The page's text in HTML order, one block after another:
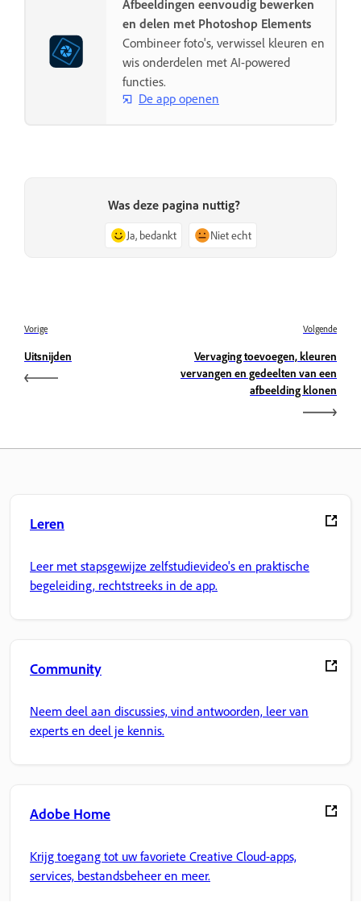
Afbeeldingen eenvoudig bewerken
en delen met Photoshop Elements
Combineer foto's, verwissel kleuren en
wis onderdelen met AI-powered
functies.
De app openen
Was deze pagina nuttig?
Ja, bedankt Niet echt
Vorige
Uitsnijden
Volgende
Vervaging toevoegen, kleuren
vervangen en gedeelten van een
afbeelding klonen
Leren
Leer met stapsgewijze zelfstudievideo's en praktische
begeleiding, rechtstreeks in de app.
Community
Neem deel aan discussies, vind antwoorden, leer van
experts en deel je kennis.
Adobe Home
Krijg toegang tot uw favoriete Creative Cloud-apps,
services, bestandsbeheer en meer.